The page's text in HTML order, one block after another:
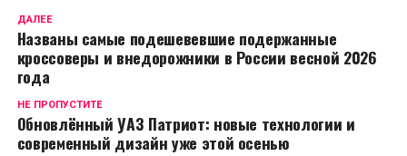
ДАЛЕЕ
Названы самые подешевевшие подержанные
кроссоверы и внедорожники в России весной 2026
года
НЕ ПРОПУСТИТЕ
Обновлённый УАЗ Патриот: новые технологии и
современный дизайн уже этой осенью